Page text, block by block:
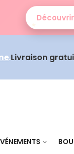
.Livraison